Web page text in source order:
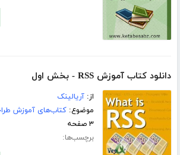
دانلود کتاب آموزش RSS - بخش اول
از:آریالینک
موضوع:کتاب‌های آموزش
۳ صفحه
برچسب‌ها: